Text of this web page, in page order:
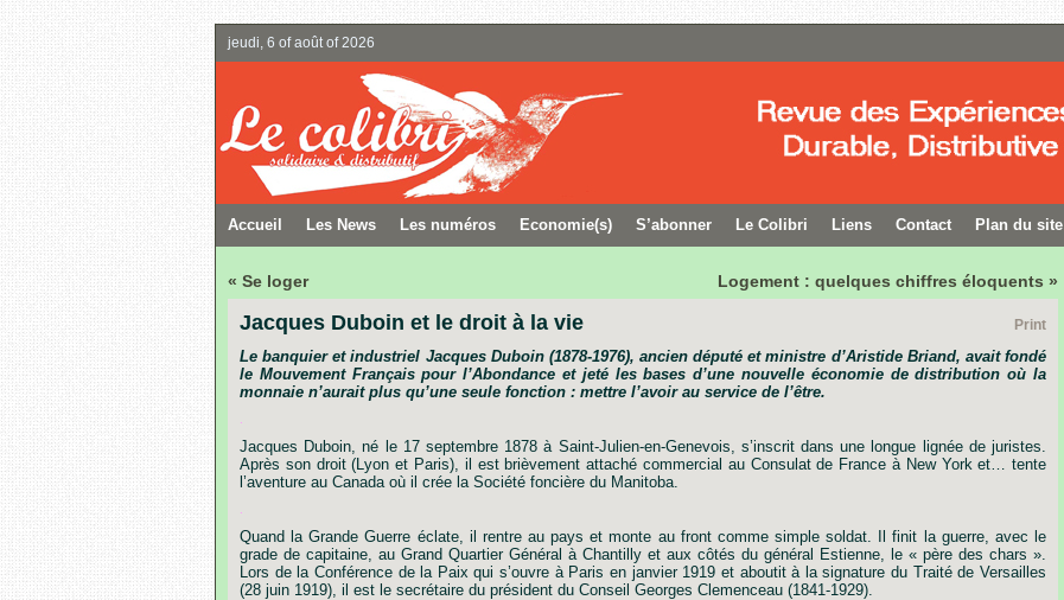
jeudi, 6 of août of 2026
Accueil Les News Les numéros Economie(s) S’abonner Le Colibri Liens Contact Plan du site
« Se loger Logement : quelques chiffres éloquents »
Print
Jacques Duboin et le droit à la vie
Le banquier et industriel Jacques Duboin (1878-1976), ancien député et ministre d’Aristide Briand, avait fondé
le Mouvement Français pour l’Abondance et jeté les bases d’une nouvelle économie de distribution où la
monnaie n’aurait plus qu’une seule fonction : mettre l’avoir au service de l’être.
Jacques Duboin, né le 17 septembre 1878 à Saint-Julien-en-Genevois, s’inscrit dans une longue lignée dejuristes.
Après son droit (Lyon et Paris), il est brièvement attaché commercial au Consulat de France à New York et…tente
’aventure au Canada où il crée la Société foncière du Manitoba.
Quand la Grande Guerre éclate, il rentre au pays et monte au front comme simple soldat. Il finit la guerre, avec le
grade de capitaine, au Grand Quartier Général à Chantilly et aux côtés du général Estienne, le « père des chars ».
Lors de la Conférence de la Paix qui s’ouvre à Paris en janvier 1919 et aboutit à la signature du Traité de Versailles
(28 juin 1919), il est le secrétaire du président du Conseil Georges Clemenceau (1841-1929).